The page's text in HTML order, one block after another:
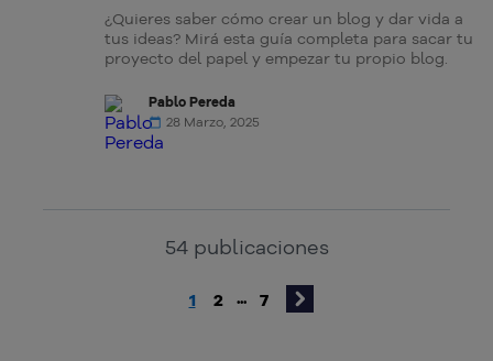
¿Quieres saber cómo crear un blog y dar vida a
tus ideas? Mirá esta guía completa para sacar tu
proyecto del papel y empezar tu propio blog.
Pablo Pereda
28 Marzo, 2025
54 publicaciones
1 2 ... 7